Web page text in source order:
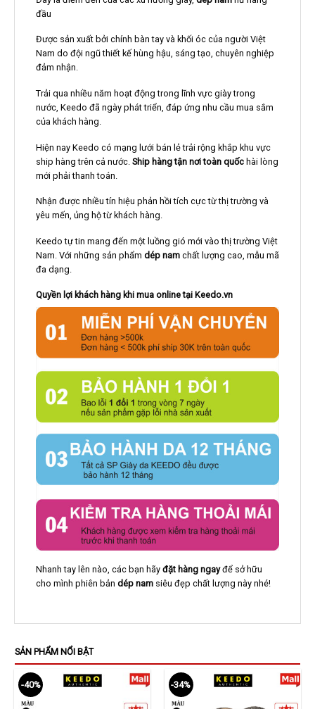
đầu
Được sản xuất bởi chính bàn tay và khối óc của người Việt
Nam do đội ngũ thiết kế hùng hậu, sáng tạo, chuyên nghiệp
đảm nhận.
Trải qua nhiều năm hoạt động trong lĩnh vực giày trong
nước, Keedo đã ngày phát triển, đáp ứng nhu cầu mua sắm
của khách hàng.
Hiện nay Keedo có mạng lưới bán lẻ trải rộng khắp khu vực
ship hàng trên cả nước. Ship hàng tận nơi toàn quốchài lòng
mới phải thanh toán.
Nhận được nhiều tín hiệu phản hồi tích cực từ thị trường và
yêu mến, ủng hộ từ khách hàng.
Keedo tự tin mang đến một luồng gió mới vào thị trường Việt
Nam. Với những sản phẩm dép nam chất lượng cao, mẫu mã
đa dạng.
Quyền lợi khách hàng khi mua online tại Keedo.vn
Nhanh tay lên nào, các bạn hãy đặt hàng ngayđể sở hữu
cho mình phiên bản dép nam siêu đẹp chất lượng này nhé!
SẢN PHẨM NỔI BẬT
-40% -34%